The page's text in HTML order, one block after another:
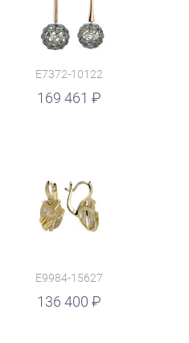
E7372-10122
169 461
руб.
E9984-15627
136 400